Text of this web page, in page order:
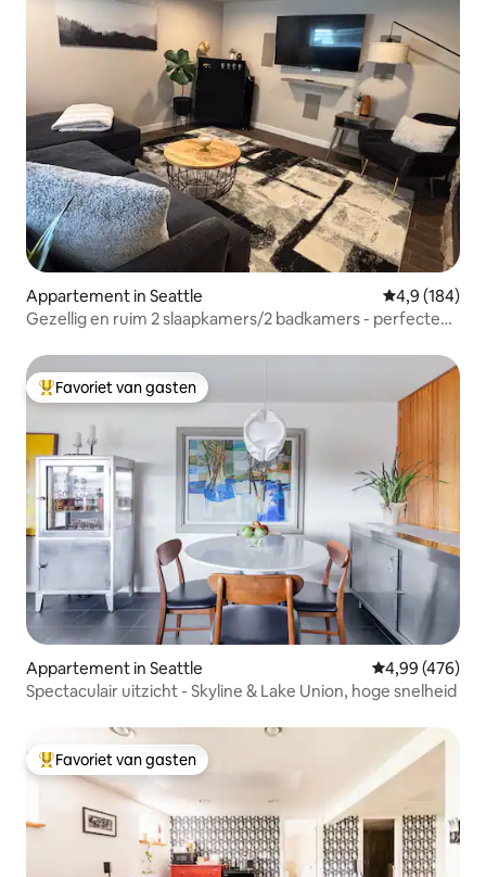
Appartement in Seattle Gemiddelde
4,9 (184)
Gezellig en ruim 2 slaapkamers/2 badkamers - perfecte
Topfavoriet van gasten
Favoriet van gasten
Appartement in Seattle Gemiddelde
4,99 (476)
Spectaculair uitzicht - Skyline & Lake Union, hoge snelheid
Topfavoriet van gasten
Favoriet van gasten